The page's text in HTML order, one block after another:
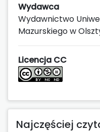
Wydawca
Wydawnictwo
Mazurskiego w
Licencja CC
Najczęściej